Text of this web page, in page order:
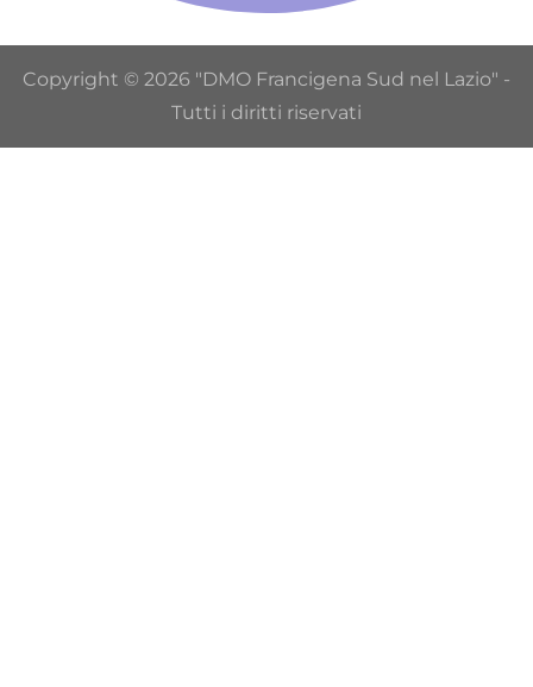
Copyright © 2026 "DMO Francigena Sud nel Lazio" -
Tutti i diritti riservati